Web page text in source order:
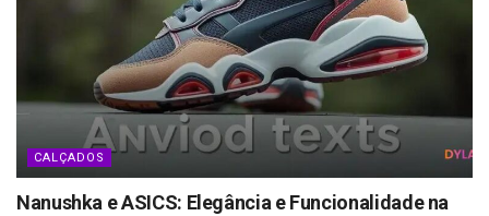
CALÇADOS
Nanushka e ASICS: Elegância e Funcionalidade na